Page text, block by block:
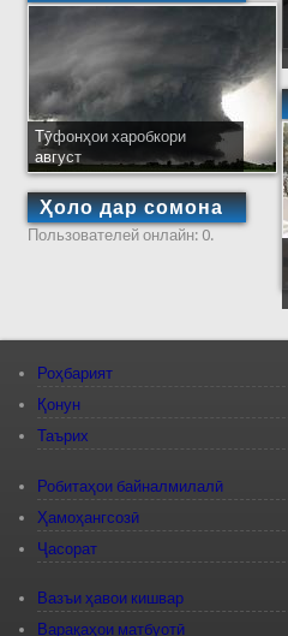
Тӯфонҳои харобкори
август
Ҳоло дар сомона
Пользователей онлайн: 0.
Роҳбарият
Қонун
Таърих
Робитаҳои байналмилалӣ
Ҳамоҳангсозӣ
Ҷасорат
Вазъи ҳавои кишвар
Варақаҳои матбуотӣ